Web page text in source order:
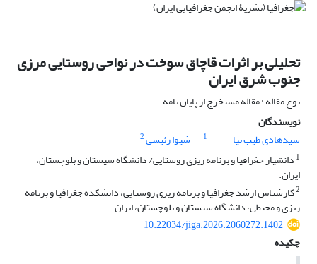
تحلیلی بر اثرات قاچاق سوخت در نواحی روستایی مرزی
جنوب شرق ایران
نوع مقاله : مقاله مستخرج از پایان نامه
نویسندگان
سیدهادی طیب نیا
1 شیوا رئیسی2
1 دانشیار جغرافیا و برنامه ریزی روستایی/ دانشگاه سیستان و بلوچستان،
ایران.
2کارشناس ارشد جغرافیا و برنامه ریزی روستایی، دانشکده جغرافیا و برنامه
ریزی و محیطی، دانشگاه سیستان و بلوچستان، ایران.
10.22034/jiga.2026.2060272.1402
چکیده